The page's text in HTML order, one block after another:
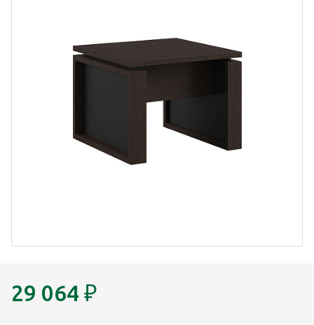
29 064 ₽